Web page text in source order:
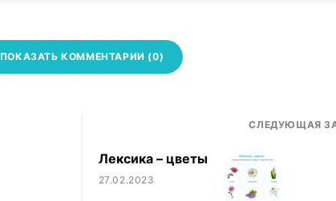
ПОКАЗАТЬ КОММЕНТАРИИ (0)
СЛЕДУЮЩАЯ
Лексика – цветы
27.02.2023